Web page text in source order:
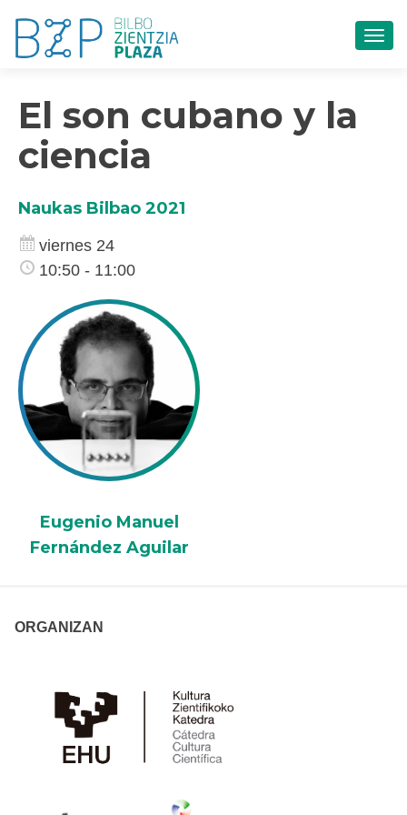
El son cubano y la
ciencia
Naukas Bilbao 2021
viernes 24
10:50 - 11:00
Eugenio Manuel
Fernández Aguilar
ORGANIZAN